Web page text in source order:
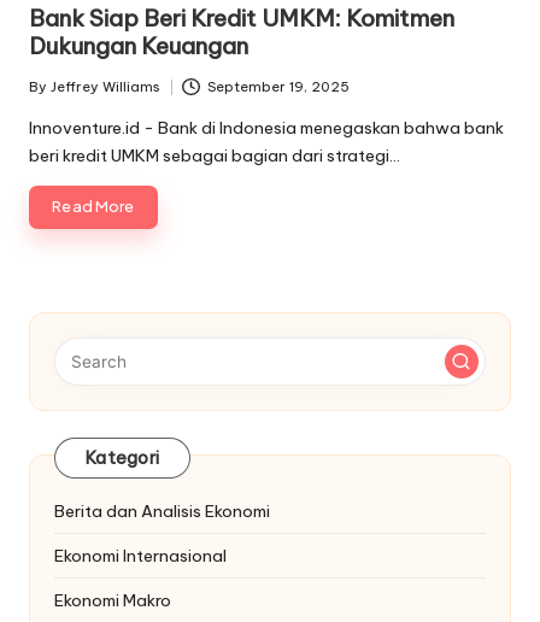
Bank Siap Beri Kredit UMKM: Komitmen
Dukungan Keuangan
Posted
by
By Jeffrey Williams September 19, 2025
Innoventure.id - Bank di Indonesia menegaskan bahwa bank
beri kredit UMKM sebagai bagian dari strategi…
Read More
Kategori
Berita dan Analisis Ekonomi
Ekonomi Internasional
Ekonomi Makro